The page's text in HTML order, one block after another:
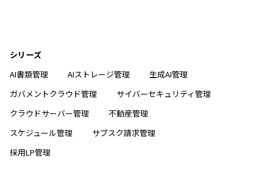
シリーズ
AI書類管理
AIストレージ管理
生成AI管理
ガバメントクラウド管理
サイバーセキュリティ管理
クラウドサーバー管理
不動産管理
スケジュール管理
サブスク請求管理
採用LP管理